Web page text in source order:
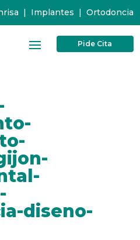
| Implantes | Ortodoncia
Pide Cita
diseno-